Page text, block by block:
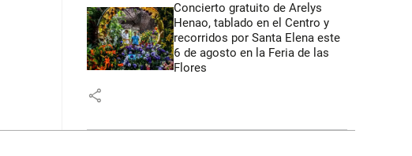
Concierto gratuito de Arelys
Henao, tablado en el Centro y
recorridos por Santa Elena este
6 de agosto en la Feria de las
Flores
share